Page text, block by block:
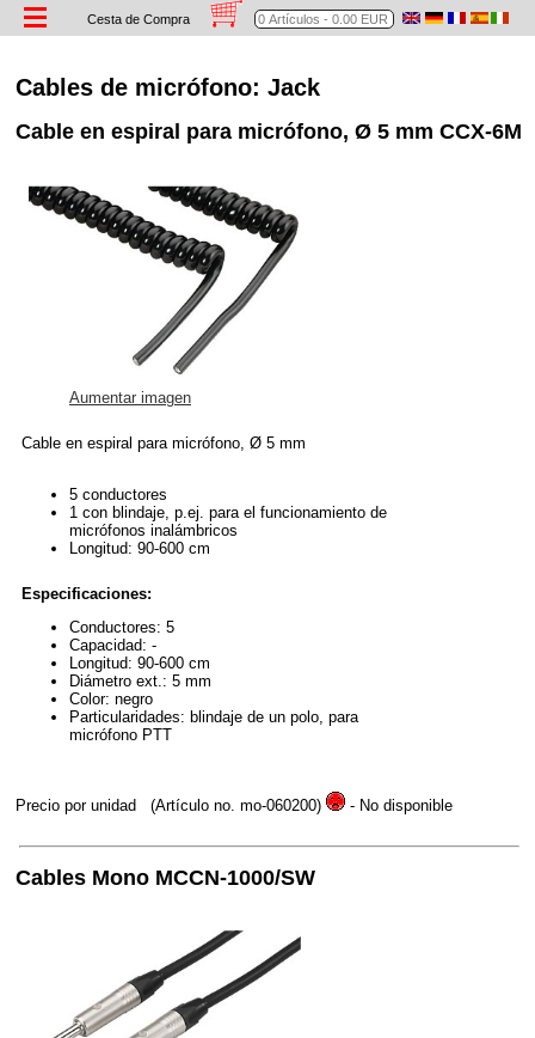
Cesta de Compra
Cables de micrófono: Jack
Cable en espiral para micrófono, Ø 5 mm CCX-6M
Aumentar imagen
Cable en espiral para micrófono, Ø 5 mm
5 conductores
1 con blindaje, p.ej. para el funcionamiento de
micrófonos inalámbricos
Longitud: 90-600 cm
Especificaciones:
Conductores: 5
Capacidad: -
Longitud: 90-600 cm
Diámetro ext.: 5 mm
Color: negro
Particularidades: blindaje de un polo, para
micrófono PTT
Precio por unidad (Artículo no. mo-060200) - No disponible
Cables Mono MCCN-1000/SW